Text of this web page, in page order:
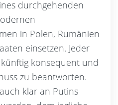
durchgehenden
in Polen, Rumänien
einsetzen. Jeder
konsequent und
zu beantworten.
klar an Putins